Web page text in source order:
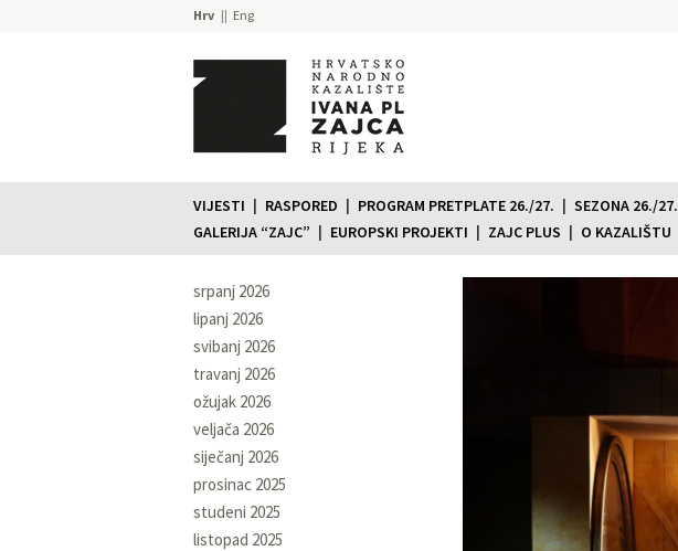
Hrv Eng
VIJESTI RASPORED PROGRAM PRETPLATE 26./27. SEZONA 26./27.
GALERIJA “ZAJC”
EUROPSKI PROJEKTI ZAJC PLUS O KAZALIŠTU
srpanj 2026
lipanj 2026
svibanj 2026
travanj 2026
ožujak 2026
veljača 2026
siječanj 2026
prosinac 2025
studeni 2025
listopad 2025